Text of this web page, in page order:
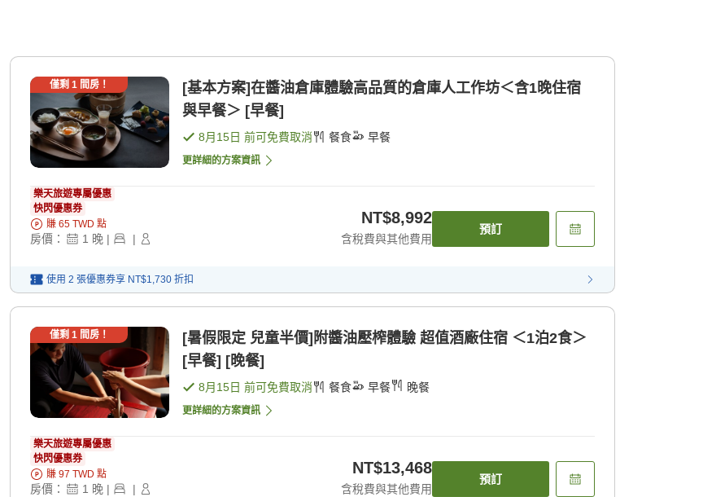
僅剩 1間房！
[基本方案]在醬油倉庫體驗高品質的倉庫人工作坊＜含1晚住宿
與早餐＞ [早餐]
8月15日 前可免費取消 餐食 早餐
更詳細的方案資訊
樂天旅遊專屬優惠
快閃優惠券
賺 65 TWD 點
房價： 1 晚 | |
NT$8,992
含稅費與其他費用
預訂
使用 2 張優惠券享 NT$1,730 折扣
僅剩 1間房！
[暑假限定 兒童半價]附醬油壓榨體驗 超值酒廠住宿 ＜1泊2食＞
[早餐] [晚餐]
8月15日 前可免費取消 餐食 早餐 晚餐
更詳細的方案資訊
樂天旅遊專屬優惠
快閃優惠券
賺 97 TWD 點
房價： 1 晚 | |
NT$13,468
含稅費與其他費用
預訂